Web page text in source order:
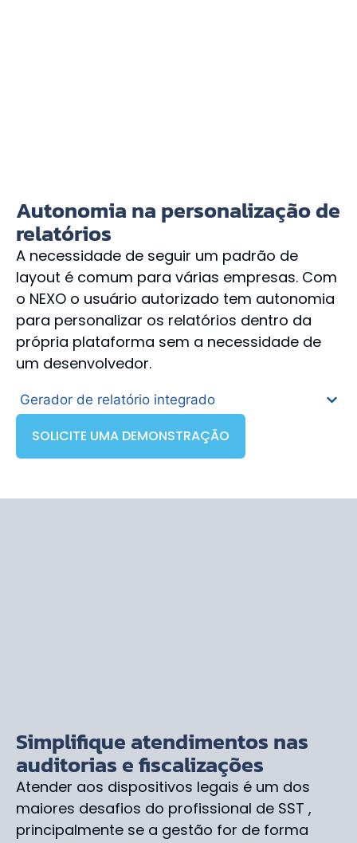
Autonomia na personalização de
relatórios
A necessidade de seguir um padrão de
layout é comum para várias empresas. Com
o NEXO o usuário autorizado tem autonomia
para personalizar os relatórios dentro da
própria plataforma sem a necessidade de
um desenvolvedor.
Gerador de relatório integrado
SOLICITE UMA DEMONSTRAÇÃO
Simplifique atendimentos nas
auditorias e fiscalizações
Atender aos dispositivos legais é um dos
maiores desafios do profissional de SST ,
principalmente se a gestão for de forma